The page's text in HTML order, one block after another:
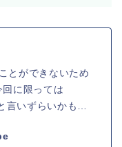
とができないため
に限っては
言いずらいかも…